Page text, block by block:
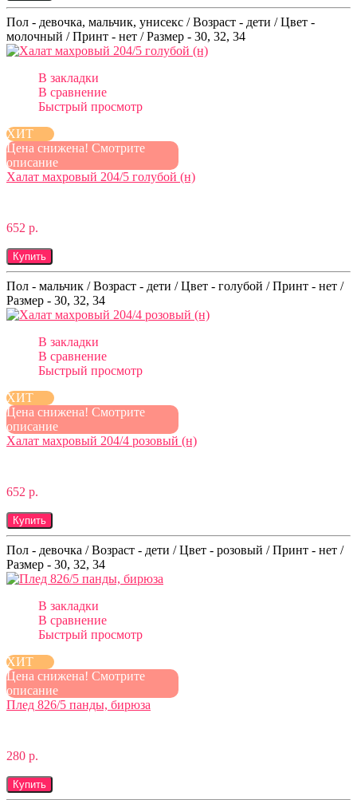
Пол - девочка, мальчик, унисекс / Возраст - дети / Цвет -
молочный / Принт - нет / Размер - 30, 32, 34
В закладки
В сравнение
Быстрый просмотр
ХИТ
Цена снижена! Смотрите
описание
Халат махровый 204/5 голубой (н)
652 р.
Купить
Пол - мальчик / Возраст - дети / Цвет - голубой / Принт - нет /
Размер - 30, 32, 34
В закладки
В сравнение
Быстрый просмотр
ХИТ
Цена снижена! Смотрите
описание
Халат махровый 204/4 розовый (н)
652 р.
Купить
Пол - девочка / Возраст - дети / Цвет - розовый / Принт - нет /
Размер - 30, 32, 34
В закладки
В сравнение
Быстрый просмотр
ХИТ
Цена снижена! Смотрите
описание
Плед 826/5 панды, бирюза
280 р.
Купить